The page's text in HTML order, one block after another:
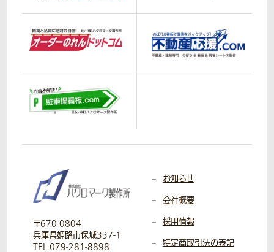
〒670-0804
兵庫県姫路市保城337-1
TEL 079-281-8898
お知らせ
会社概要
採用情報
特定商取引法の表記